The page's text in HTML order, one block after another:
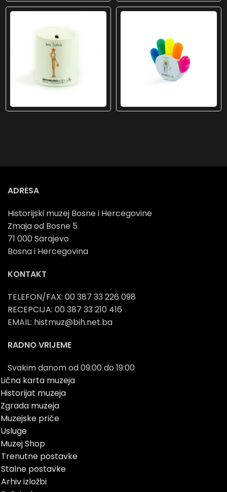
ADRESA
Historijski muzej Bosne i Hercegovine
Zmaja od Bosne 5
71 000 Sarajevo
Bosna i Hercegovina
KONTAKT
TELEFON/FAX: 00 387 33 226 098
RECEPCIJA: 00 387 33 210 416
EMAIL: histmuz@bih.net.ba
RADNO VRIJEME
Svakim danom od 09:00 do 19:00
Lična karta muzeja
Historijat muzeja
Zgrada muzeja
Muzejske priče
Usluge
Muzej Shop
Trenutne postavke
Stalne postavke
Arhiv izložbi